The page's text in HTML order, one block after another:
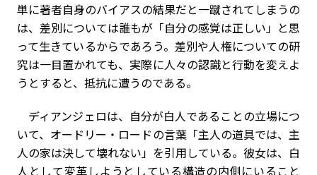
単に著者自身のバイアスの結果だと一蹴されてしまうの
は、差別については誰もが「自分の感覚は正しい」と思
って生きているからであろう。差別や人権についての研
究は一目置かれても、実際に人々の認識と行動を変えよ
うとすると、抵抗に遭うのである。
ディアンジェロは、自分が白人であることの立場につ
いて、オードリー・ロードの言葉「主人の道具では、主
人の家は決して壊れない」を引用している。彼女は、白
人として変革しようとしている構造の内側にいること